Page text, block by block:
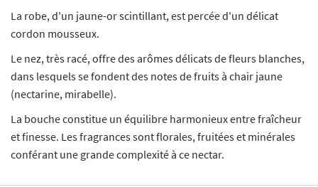
La robe, d'un jaune-or scintillant, est percée d'un délicat
cordon mousseux.
Le nez, très racé, offre des arômes délicats de fleurs blanches,
dans lesquels se fondent des notes de fruits à chair jaune
(nectarine, mirabelle).
La bouche constitue un équilibre harmonieux entre fraîcheur
et finesse. Les fragrances sont florales, fruitées et minérales
conférant une grande complexité à ce nectar.